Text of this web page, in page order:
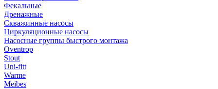
Фекальные
Дренажные
Скважинные насосы
Циркуляционные насосы
Насосные группы быстрого монтажа
Oventrop
Stout
Uni-fitt
Warme
Meibes